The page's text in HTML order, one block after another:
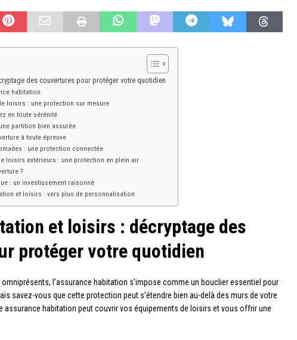
des couvertures pour protéger votre quotidien
habitation
loisirs : une protection sur mesure
en toute sérénité
partition bien assurée
à toute épreuve
: une protection connectée
loisirs extérieurs : une protection en plein air
?
: un investissement raisonné
et loisirs : vers plus de personnalisation
et loisirs : décryptage des
protéger votre quotidien
l’assurance habitation s’impose comme un bouclier essentiel pour
savez-vous que cette protection peut s’étendre bien au-delà des murs de votre
assurance habitation peut couvrir vos équipements de loisirs et vous offrir une